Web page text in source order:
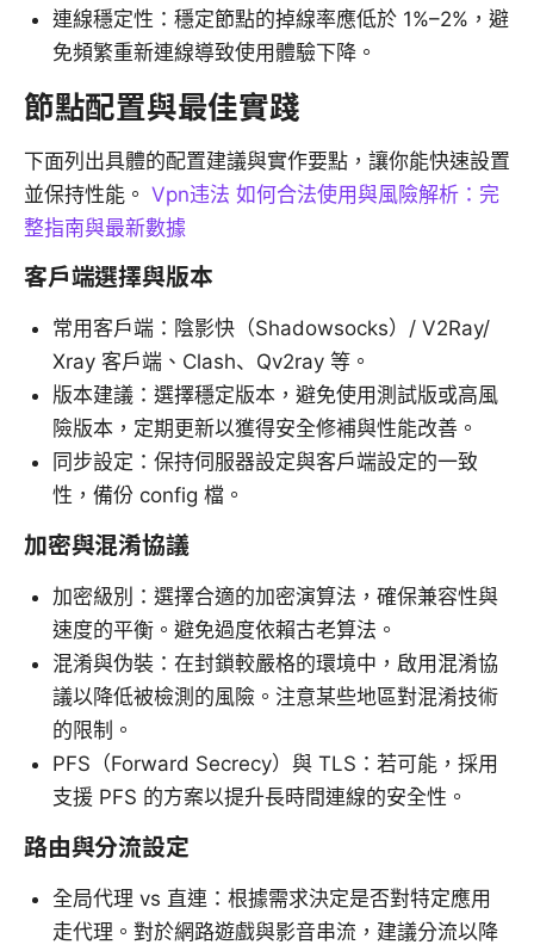
連線穩定性：穩定節點的掉線率應低於 1%–2%，避
免頻繁重新連線導致使用體驗下降。
節點配置與最佳實踐
下面列出具體的配置建議與實作要點，讓你能快速設置
並保持性能。 Vpn违法 如何合法使用與風險解析：完
整指南與最新數據
客戶端選擇與版本
常用客戶端：陰影快（Shadowsocks）/ V2Ray/
Xray 客戶端、Clash、Qv2ray 等。
版本建議：選擇穩定版本，避免使用測試版或高風
險版本，定期更新以獲得安全修補與性能改善。
同步設定：保持伺服器設定與客戶端設定的一致
性，備份 config 檔。
加密與混淆協議
加密級別：選擇合適的加密演算法，確保兼容性與
速度的平衡。避免過度依賴古老算法。
混淆與伪裝：在封鎖較嚴格的環境中，啟用混淆協
議以降低被檢測的風險。注意某些地區對混淆技術
的限制。
PFS（Forward Secrecy）與 TLS：若可能，採用
支援 PFS 的方案以提升長時間連線的安全性。
路由與分流設定
全局代理 vs 直連：根據需求決定是否對特定應用
走代理。對於網路遊戲與影音串流，建議分流以降